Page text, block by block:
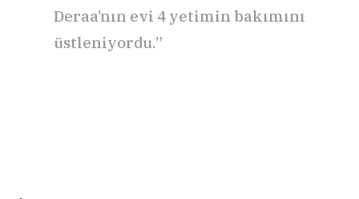
Deraa’nın evi 4 yetimin bakımını
üstleniyordu.”